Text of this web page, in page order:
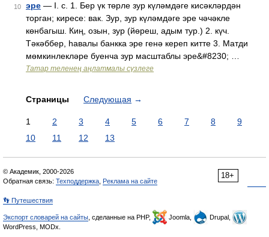
10 эре — I. с. 1. Бер үк төрле зур күләмдәге кисәкләрдән
торган; киресе: вак. Зур, зур күләмдәге эре чәчәкле
көнбагыш. Киң, озын, зур (йөреш, адым тур.) 2. күч.
Тәкәббер, һавалы банкка эре генә кереп китте 3. Матди
мөмкинлекләре буенча зур масштаблы эре&#8230; …
Татар теленең аңлатмалы сүзлеге
Страницы Следующая →
1 2 3 4 5 6 7 8
9
10
11 12 13
18+
© Академик, 2000-2026
Обратная связь: Техподдержка Реклама на сайте
👣 Путешествия
Экспорт словарей на сайты , сделанные на PHP, Joomla,
Drupal,
WordPress, MODx.